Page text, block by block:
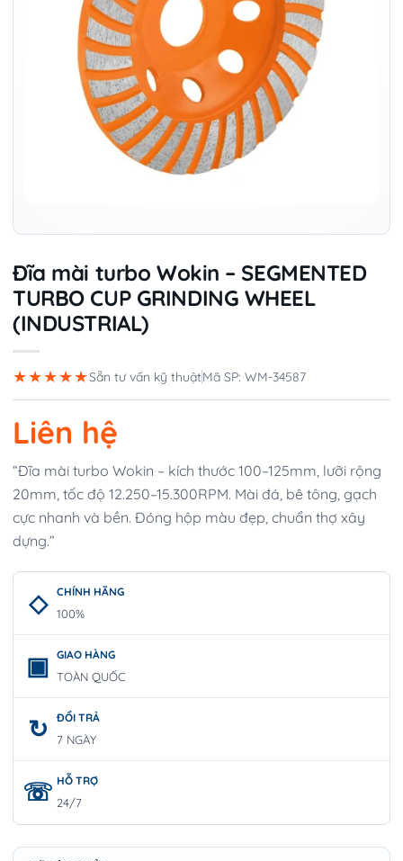
Đĩa mài turbo Wokin – SEGMENTED
TURBO CUP GRINDING WHEEL
(INDUSTRIAL)
★★★★★Sẵn tư vấn kỹ thuậtMã SP: WM-34587
Liên hệ
“Đĩa mài turbo Wokin – kích thước 100–125mm, lưỡi rộng
20mm, tốc độ 12.250–15.300RPM. Mài đá, bê tông, gạch
cực nhanh và bền. Đóng hộp màu đẹp, chuẩn thợ xây
dựng.”
CHÍNH HÃNG
100%
GIAO HÀNG
TOÀN QUỐC
ĐỔI TRẢ
7 NGÀY
HỖ TRỢ
24/7